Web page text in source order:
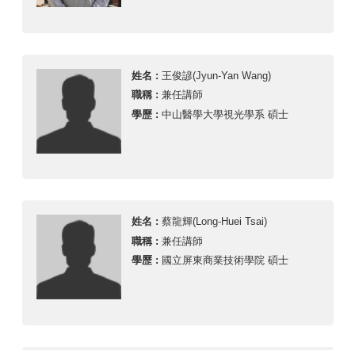
姓名 : 王俊諺(Jyun-Yan Wang)
職稱 :兼任講師
學歷 :中山醫學大學視光學系 碩士
姓名 :蔡龍輝(Long-Huei Tsai)
職稱 :兼任講師
學歷 : 國立屏東商業技術學院 碩士